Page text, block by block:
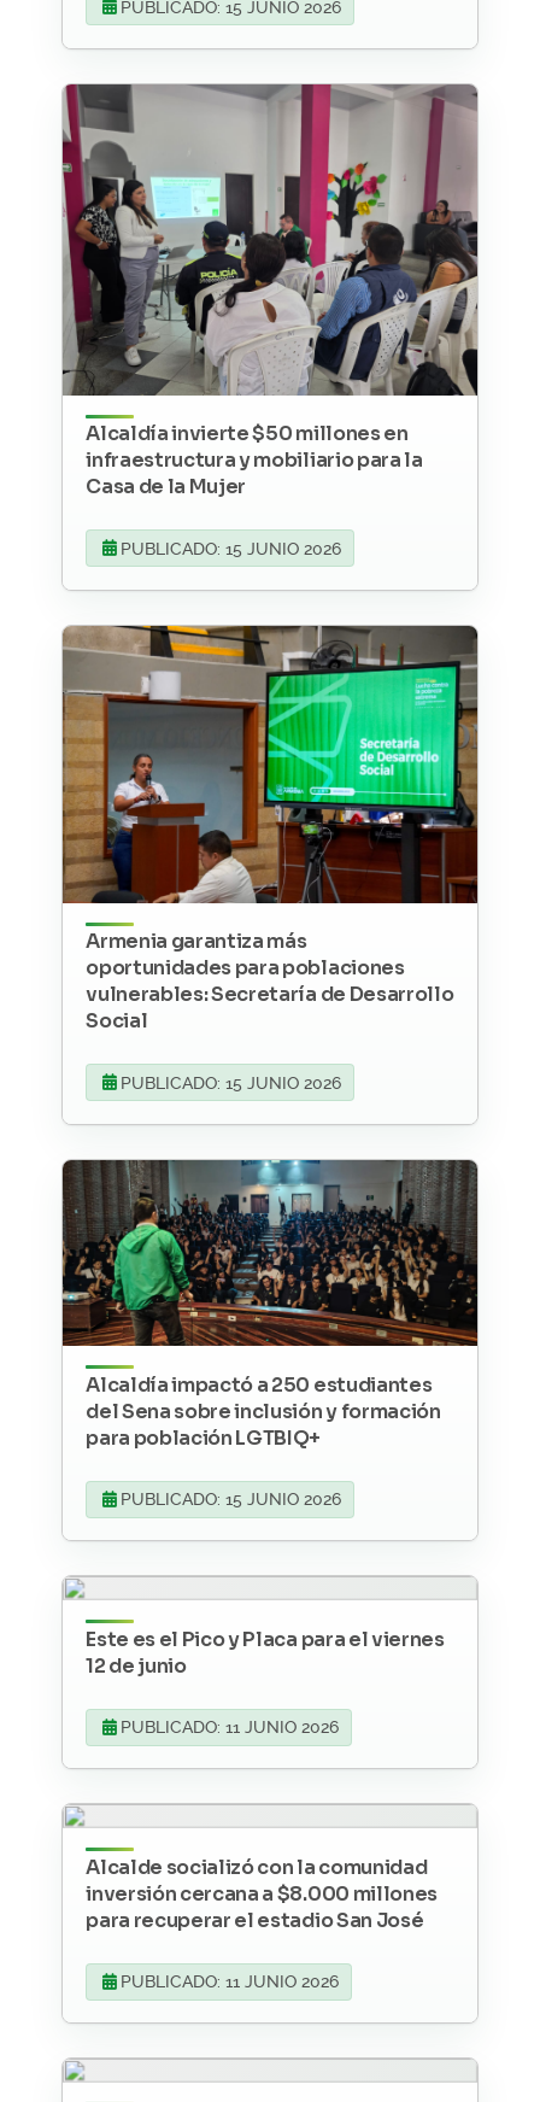
PUBLICADO: 15 JUNIO 2026
Alcaldía invierte $50 millones en
infraestructura y mobiliario para la
Casa de la Mujer
PUBLICADO: 15 JUNIO 2026
Armenia garantiza más
oportunidades para poblaciones
vulnerables: Secretaría de Desarrollo
Social
PUBLICADO: 15 JUNIO 2026
Alcaldía impactó a 250 estudiantes
del Sena sobre inclusión y formación
para población LGTBIQ+
PUBLICADO: 15 JUNIO 2026
Este es el Pico y Placa para el viernes
12 de junio
PUBLICADO: 11 JUNIO 2026
Alcalde socializó con la comunidad
inversión cercana a $8.000 millones
para recuperar el estadio San José
PUBLICADO: 11 JUNIO 2026